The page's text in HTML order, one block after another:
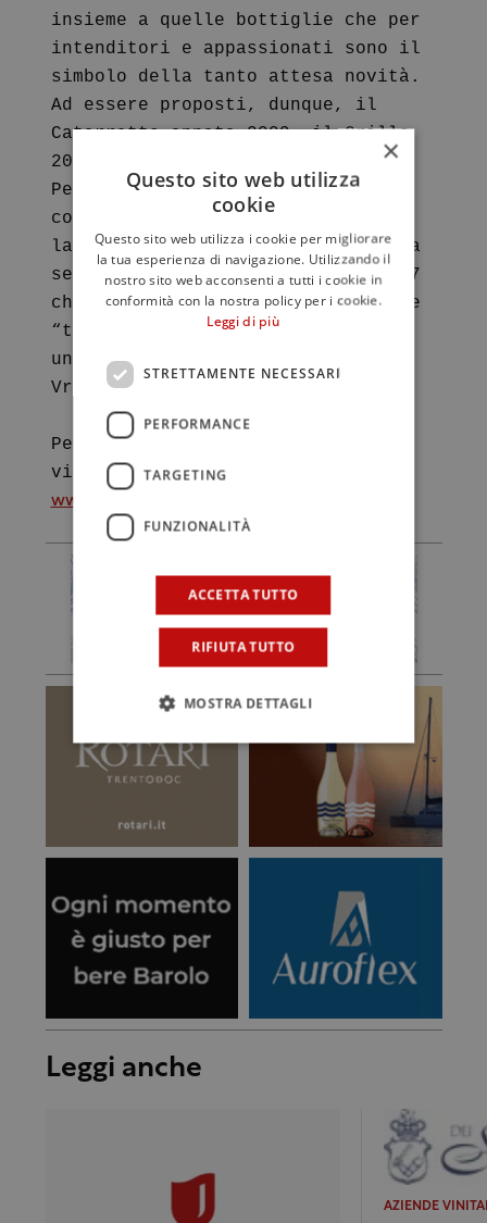
insieme a quelle bottiglie che per
intenditori e appassionati sono il
simbolo della tanto attesa novità.
Ad essere proposti, dunque, il
Catarratto annata 2009, il Grillo
2009 e il Nero d’Avola del 2008.
Per l’azienda che si sviluppa in
contrada Montoni Vecchi, anche il
lancio della nuova etichetta della
selezione Vrucara – 1° annata 2007
che per Fabio Sireci è sicuramente
“tra le massime espressioni di
un’eleganza verticale delle
Vrucara”.
Per maggiori informazioni potete
visitare il sito dell’azienda
www.feudomontoni.it>
Leggi anche
AZIENDE
×
Questo sito web utilizza
cookie
Questo sito web utilizza i cookie per migliorare
la tua esperienza di navigazione. Utilizzando il
nostro sito web acconsenti a tutti i cookie in
conformità con la nostra policy per i cookie.
Leggi di più
STRETTAMENTE NECESSARI
PERFORMANCE
TARGETING
FUNZIONALITÀ
ACCETTA TUTTO
RIFIUTA TUTTO
MOSTRA DETTAGLI